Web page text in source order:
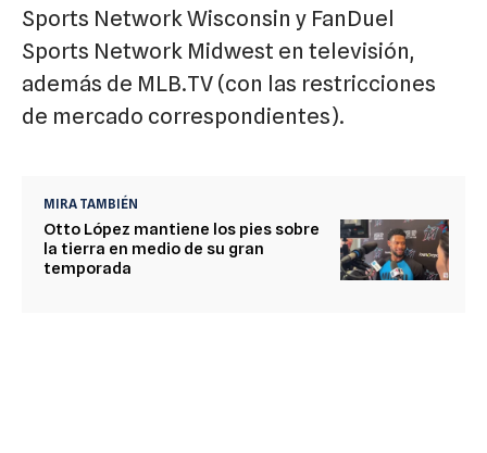
Sports Network Wisconsin y FanDuel
Sports Network Midwest en televisión,
además de MLB.TV (con las restricciones
de mercado correspondientes).
MIRA TAMBIÉN
Otto López mantiene los pies sobre
la tierra en medio de su gran
temporada